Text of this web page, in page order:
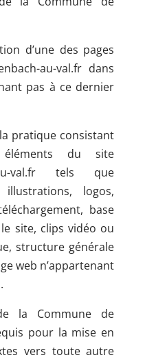
d’une des pages
au-val.fr dans
pas à ce dernier
pratique consistant
du site
au-val.fr tels que
illustrations, logos,
base
site, clips vidéo ou
structure générale
web n’appartenant
la Commune de
pour la mise en
vers toute autre